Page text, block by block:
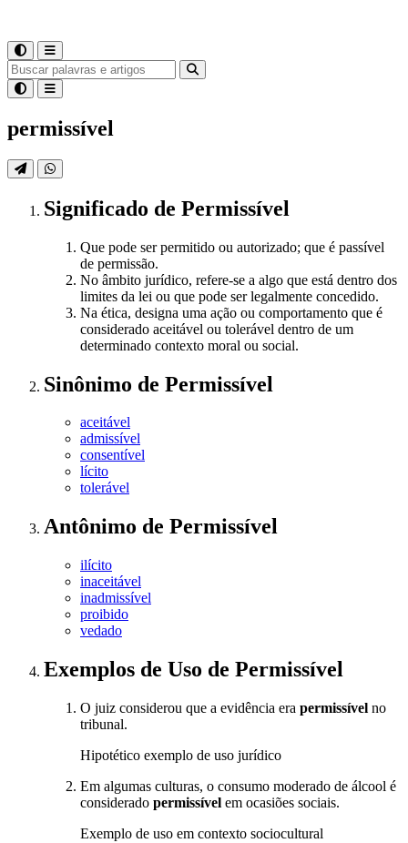
permissível
Significado de Permissível
Que pode ser permitido ou autorizado; que é passível
de permissão.
No âmbito jurídico, refere-se a algo que está dentro dos
limites da lei ou que pode ser legalmente concedido.
Na ética, designa uma ação ou comportamento que é
considerado aceitável ou tolerável dentro de um
determinado contexto moral ou social.
Sinônimo de Permissível
aceitável
admissível
consentível
lícito
tolerável
Antônimo de Permissível
ilícito
inaceitável
inadmissível
proibido
vedado
Exemplos de Uso de Permissível
O juiz considerou que a evidência era permissível no
tribunal.
Hipotético exemplo de uso jurídico
Em algumas culturas, o consumo moderado de álcool é
considerado permissível em ocasiões sociais.
Exemplo de uso em contexto sociocultural